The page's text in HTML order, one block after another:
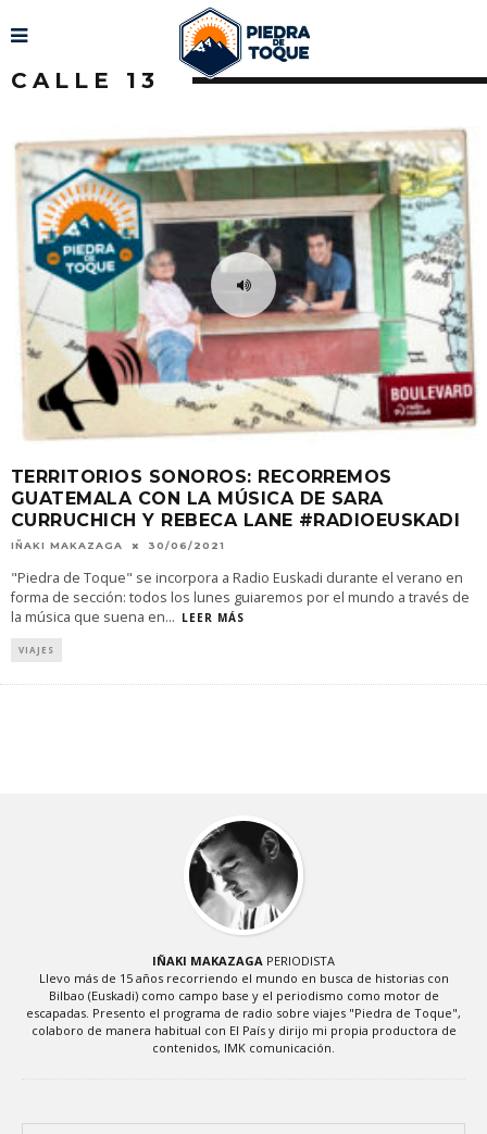
CALLE 13
TERRITORIOS SONOROS: RECORREMOS
GUATEMALA CON LA MÚSICA DE SARA
CURRUCHICH Y REBECA LANE #RADIOEUSKADI
IÑAKI MAKAZAGA 30/06/2021
"Piedra de Toque" se incorpora a Radio Euskadi durante el verano en
forma de sección: todos los lunes guiaremos por el mundo a través de
la música que suena en... LEER MÁS
VIAJES
IÑAKI MAKAZAGA PERIODISTA
Llevo más de 15 años recorriendo el mundo en busca de historias con
Bilbao (Euskadi) como campo base y el periodismo como motor de
escapadas. Presento el programa de radio sobre viajes "Piedra de Toque",
colaboro de manera habitual con El País y dirijo mi propia productora de
contenidos, IMK comunicación.